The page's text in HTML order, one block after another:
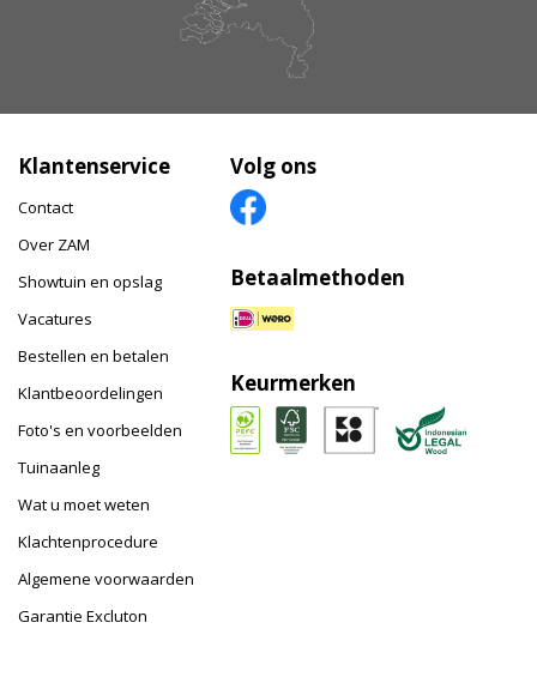
Klantenservice
Contact
Over ZAM
Showtuin en opslag
Vacatures
Bestellen en betalen
Klantbeoordelingen
Foto's en voorbeelden
Tuinaanleg
Wat u moet weten
Klachtenprocedure
Algemene voorwaarden
Garantie Excluton
Volg ons
Betaalmethoden
Keurmerken